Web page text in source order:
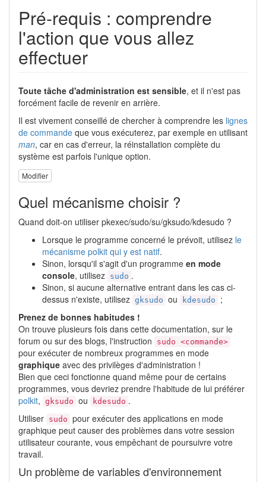
Pré-requis : comprendre
l'action que vous allez
effectuer
Toute tâche d'administration est sensible, et il n'est pas
forcément facile de revenir en arrière.
Il est vivement conseillé de chercher à comprendre les lignes
de commande que vous exécuterez, par exemple en utilisant
man, car en cas d'erreur, la réinstallation complète du
système est parfois l'unique option.
Modifier
Quel mécanisme choisir ?
Quand doit-on utiliser pkexec/sudo/su/gksudo/kdesudo ?
Lorsque le programme concerné le prévoit, utilisez le
mécanisme polkit qui y est natif.
Sinon, lorsqu'il s'agit d'un programme en mode
console, utilisez sudo .
Sinon, si aucune alternative entrant dans les cas ci-
dessus n'existe, utilisez gksudo ou kdesudo
;
Prenez de bonnes habitudes !
On trouve plusieurs fois dans cette documentation, sur le
forum ou sur des blogs, l'instruction
sudo <commande>
pour exécuter de nombreux programmes en mode
graphique avec des privilèges d'administration !
Bien que ceci fonctionne quand même pour de certains
programmes, vous devriez prendre l'habitude de lui préférer
polkit, gksudo ou kdesudo .
Utiliser sudo pour exécuter des applications en mode
graphique peut causer des problèmes dans votre session
utilisateur courante, vous empêchant de poursuivre votre
travail.
Un problème de variables d'environnement